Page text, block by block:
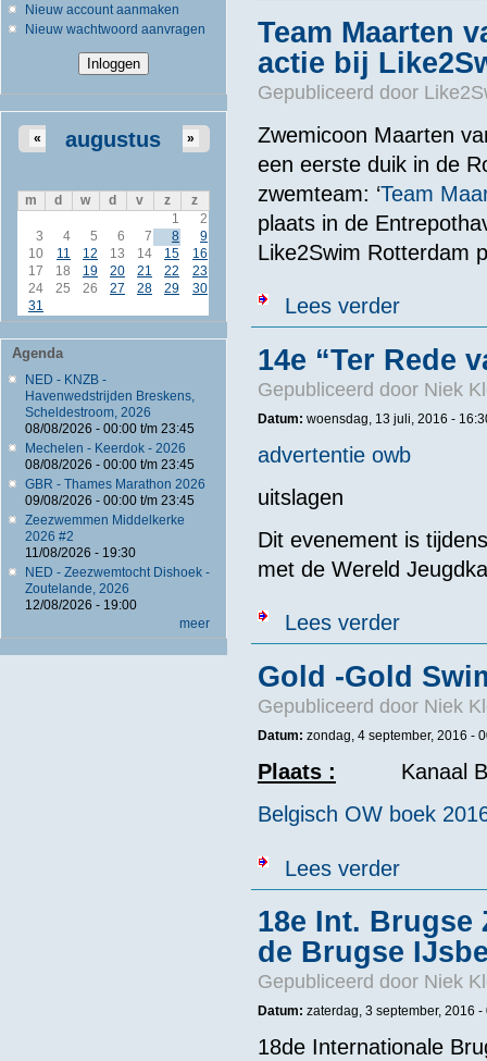
Nieuw account aanmaken
Nieuw wachtwoord aanvragen
augustus
« »
m d w d v z
z
1
2
3
4 5 6 7 8
9
10
11 12 13 14 15
16
17
18 19 20 21 22
23
24
25 26 27 28 29
30
31
Agenda
NED - KNZB -
Havenwedstrijden Breskens,
Scheldestroom, 2026
08/08/2026 - 00:00t/m 23:45
Mechelen - Keerdok - 2026
08/08/2026 - 00:00t/m 23:45
GBR - Thames Marathon 2026
09/08/2026 - 00:00t/m 23:45
Zeezwemmen Middelkerke
2026 #2
11/08/2026 - 19:30
NED - Zeezwemtocht Dishoek -
Zoutelande, 2026
12/08/2026 - 19:00
meer
Team Maarten
actie bij
Gepubliceerd door
Zwemicoon Maarten
een eerste duik in de
zwemteam: ‘Team
plaats in de
Like2Swim Rotterdam
Lees verderover Team
14e “Ter Rede
Gepubliceerd door Niek
Datum: woensdag, 13 juli, 2016 -
advertentie owb
uitslagen
Dit evenement is
met de Wereld
Lees verderover 14e “Ter
Gold -Gold
Gepubliceerd door Niek
Datum: zondag, 4 september, 2016 -
Plaats :
Kanaal
Belgisch OW boek
Lees verderover Gold -
18e Int. Brugse
de Brugse
Gepubliceerd door Niek
Datum: zaterdag, 3 september, 2016 -
18de Internationale